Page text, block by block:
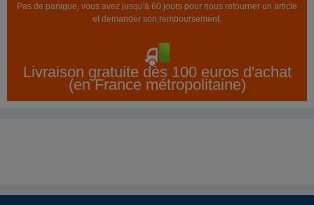
Pas de panique, vous avez jusqu'à 60 jours pour nous retourner un article
et demander son remboursement.
Livraison gratuite dès 100 euros d'achat
(en France métropolitaine)